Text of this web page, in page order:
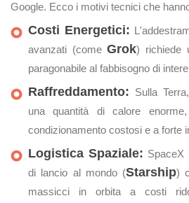
Google. Ecco i motivi tecnici che
Costi Energetici:
avanzati (comeGrok) richiede
paragonabile al fabbisogno di
Raffreddamento: Sulla
una quantità di calore
condizionamento costosi e a forte
Logistica Spaziale: SpaceX
di lancio al mondo (Starship)
massicci in orbita a costi